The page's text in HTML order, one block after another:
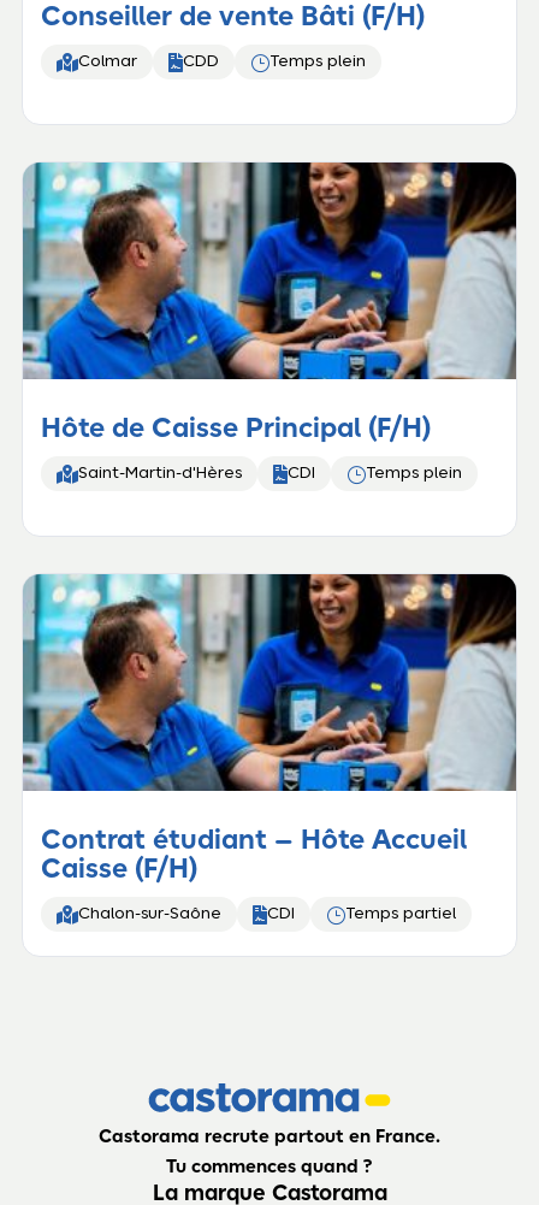
Conseiller de vente Bâti (F/H)
Colmar CDD }Temps plein
Hôte de Caisse Principal (F/H)
Saint-Martin-d'Hères CDI }Temps plein
Contrat étudiant – Hôte Accueil
Caisse (F/H)
Chalon-sur-Saône CDI }Temps partiel
Castorama recrute partout en France.
Tu commences quand ?
La marque Castorama